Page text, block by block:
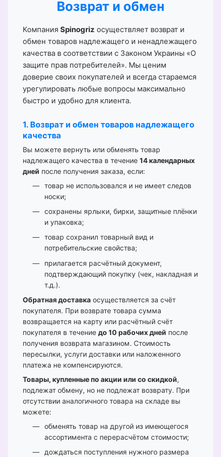
Возврат и обмен
Компания Spinogriz осуществляет возврат и
обмен товаров надлежащего и ненадлежащего
качества в соответствии с Законом Украины «О
защите прав потребителей». Мы ценим
доверие своих покупателей и всегда стараемся
урегулировать любые вопросы максимально
быстро и удобно для клиента.
1. Возврат и обмен товаров надлежащего
качества
Вы можете вернуть или обменять товар
надлежащего качества в течение 14 календарных
дней после получения заказа, если:
товар не использовался и не имеет следов
носки;
сохранены ярлыки, бирки, защитные плёнки
и упаковка;
товар сохранил товарный вид и
потребительские свойства;
прилагается расчётный документ,
подтверждающий покупку (чек, накладная и
т.д.).
Обратная доставка осуществляется за счёт
покупателя. При возврате товара сумма
возвращается на карту или расчётный счёт
покупателя в течение до 10 рабочих дней после
получения возврата магазином. Стоимость
пересылки, услуги доставки или наложенного
платежа не компенсируются.
Товары, купленные по акции или со скидкой,
подлежат обмену, но не подлежат возврату. При
отсутствии аналогичного товара на складе вы
можете:
обменять товар на другой из имеющегося
ассортимента с перерасчётом стоимости;
дождаться поступления нужного размера